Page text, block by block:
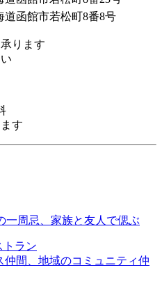
道函館市若松町8番8号
ります
す
一周忌、家族と友人で偲ぶ
トラン
仲間、地域のコミュニティ仲